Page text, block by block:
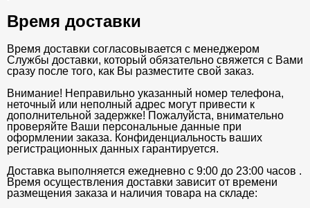
Время доставки
Время доставки согласовывается с менеджером
Службы доставки, который обязательно свяжется с Вами
сразу после того, как Вы разместите свой заказ.
Внимание! Неправильно указанный номер телефона,
неточный или неполный адрес могут привести к
дополнительной задержке! Пожалуйста, внимательно
проверяйте Ваши персональные данные при
оформлении заказа. Конфиденциальность ваших
регистрационных данных гарантируется.
Доставка выполняется ежедневно с 9:00 до 23:00 часов .
Время осуществления доставки зависит от времени
размещения заказа и наличия товара на складе: